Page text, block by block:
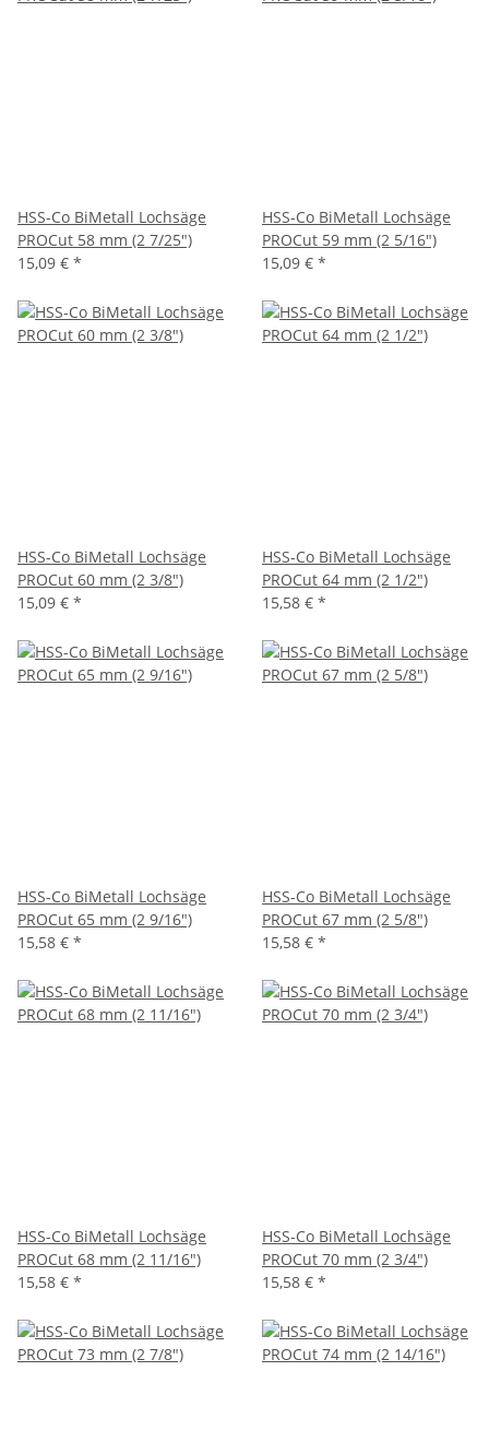
HSS-Co BiMetall Lochsäge
PROCut 58 mm (2 7/25")
15,09 € *
HSS-Co BiMetall Lochsäge
PROCut 59 mm (2 5/16")
15,09 € *
HSS-Co BiMetall Lochsäge
PROCut 60 mm (2 3/8")
15,09 € *
HSS-Co BiMetall Lochsäge
PROCut 64 mm (2 1/2")
15,58 € *
HSS-Co BiMetall Lochsäge
PROCut 65 mm (2 9/16")
15,58 € *
HSS-Co BiMetall Lochsäge
PROCut 67 mm (2 5/8")
15,58 € *
HSS-Co BiMetall Lochsäge
PROCut 68 mm (2 11/16")
15,58 € *
HSS-Co BiMetall Lochsäge
PROCut 70 mm (2 3/4")
15,58 € *